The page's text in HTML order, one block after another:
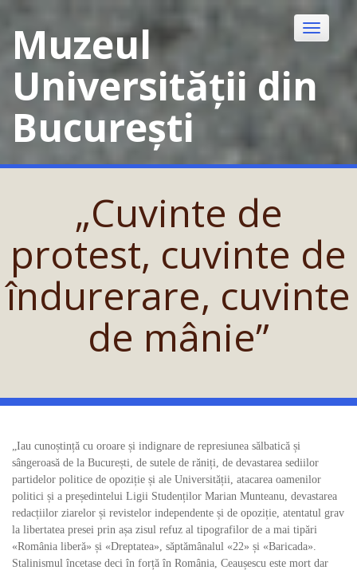
contentMuzeul
Universității din
București
Toggle
navigation
„Cuvinte de
protest, cuvinte de
îndurerare, cuvinte
de mânie”
„Iau cunoștință cu oroare și indignare de represiunea sălbatică și
sângeroasă de la București, de sutele de răniți, de devastarea sediilor
partidelor politice de opoziție și ale Universității, atacarea oamenilor
politici și a președintelui Ligii Studenților Marian Munteanu, devastarea
redacțiilor ziarelor și revistelor independente și de opoziție, atentatul grav
la libertatea presei prin așa zisul refuz al tipografilor de a mai tipări
«România liberă» și «Dreptatea», săptămânalul «22» și «Baricada».
Stalinismul încetase deci în forță în România, Ceaușescu este mort dar